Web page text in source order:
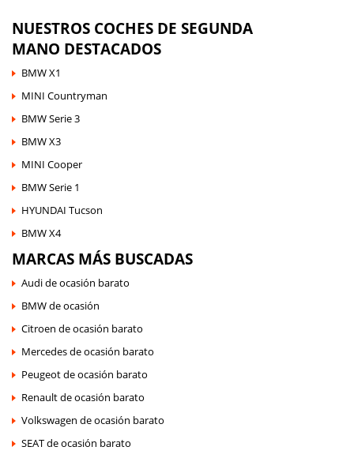
NUESTROS COCHES DE SEGUNDA
MANO DESTACADOS
BMW X1
MINI Countryman
BMW Serie 3
BMW X3
MINI Cooper
BMW Serie 1
HYUNDAI Tucson
BMW X4
MARCAS MÁS BUSCADAS
Audi de ocasión barato
BMW de ocasión
Citroen de ocasión barato
Mercedes de ocasión barato
Peugeot de ocasión barato
Renault de ocasión barato
Volkswagen de ocasión barato
SEAT de ocasión barato